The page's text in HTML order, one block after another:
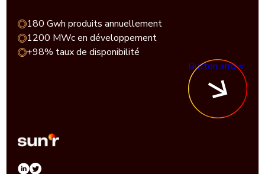
180 Gwh produits annuellement
1200 MWc en développement
+98% taux de disponibilité
Button arrow